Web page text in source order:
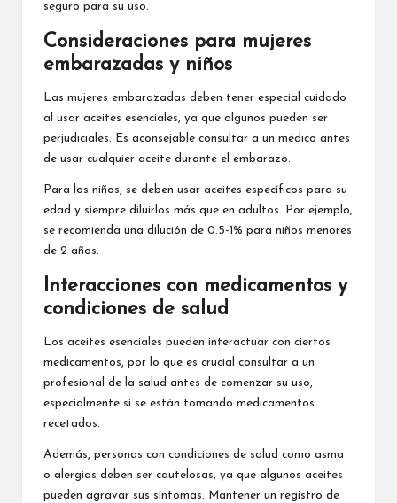
seguro para su uso.
Consideraciones para mujeres
embarazadas y niños
Las mujeres embarazadas deben tener especial cuidado
al usar aceites esenciales, ya que algunos pueden ser
perjudiciales. Es aconsejable consultar a un médico antes
de usar cualquier aceite durante el embarazo.
Para los niños, se deben usar aceites específicos para su
edad y siempre diluirlos más que en adultos. Por ejemplo,
se recomienda una dilución de 0.5-1% para niños menores
de 2 años.
Interacciones con medicamentos y
condiciones de salud
Los aceites esenciales pueden interactuar con ciertos
medicamentos, por lo que es crucial consultar a un
profesional de la salud antes de comenzar su uso,
especialmente si se están tomando medicamentos
recetados.
Además, personas con condiciones de salud como asma
o alergias deben ser cautelosas, ya que algunos aceites
pueden agravar sus síntomas. Mantener un registro de